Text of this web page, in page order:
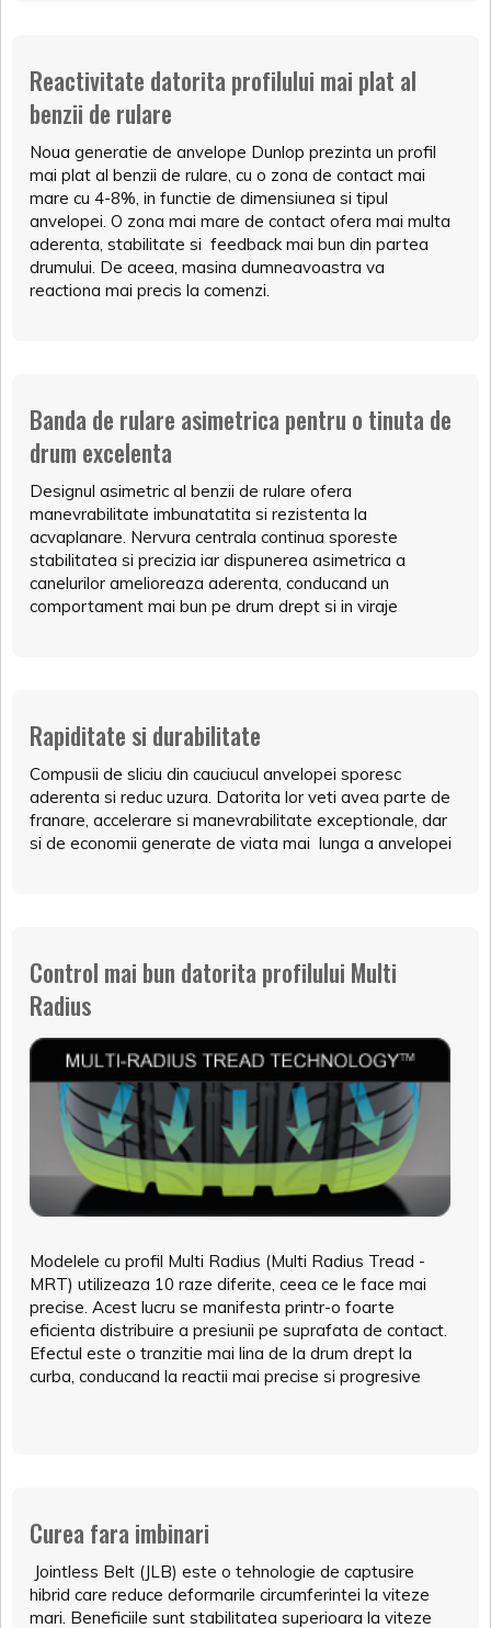
Reactivitate datorita profilului mai plat al
benzii de rulare
Noua generatie de anvelope Dunlop prezinta un profil
mai plat al benzii de rulare, cu o zona de contact mai
mare cu 4-8%, in functie de dimensiunea si tipul
anvelopei. O zona mai mare de contact ofera mai multa
aderenta, stabilitate si feedback mai bun din partea
drumului. De aceea, masina dumneavoastra va
reactiona mai precis la comenzi.
Banda de rulare asimetrica pentru o tinuta de
drum excelenta
Designul asimetric al benzii de rulare ofera
manevrabilitate imbunatatita si rezistenta la
acvaplanare. Nervura centrala continua sporeste
stabilitatea si precizia iar dispunerea asimetrica a
canelurilor amelioreaza aderenta, conducand un
comportament mai bun pe drum drept si in viraje
Rapiditate si durabilitate
Compusii de sliciu din cauciucul anvelopei sporesc
aderenta si reduc uzura. Datorita lor veti avea parte de
franare, accelerare si manevrabilitate exceptionale, dar
si de economii generate de viata mai lunga a anvelopei
Control mai bun datorita profilului Multi
Radius
Modelele cu profil Multi Radius (Multi Radius Tread -
MRT) utilizeaza 10 raze diferite, ceea ce le face mai
precise. Acest lucru se manifesta printr-o foarte
eficienta distribuire a presiunii pe suprafata de contact.
Efectul este o tranzitie mai lina de la drum drept la
curba, conducand la reactii mai precise si progresive
Curea fara imbinari
Jointless Belt (JLB) este o tehnologie de captusire
hibrid care reduce deformarile circumferintei la viteze
mari. Beneficiile sunt stabilitatea superioara la viteze